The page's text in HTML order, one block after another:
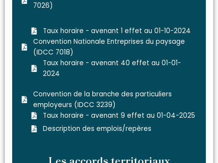
7026)
Taux horaire - avenant 1 effet au 01-10-2024
Convention Nationale Entreprises du paysage
(IDCC 7018)
Taux horaire - avenant 40 effet au 01-01-
2024​
Convention de la branche des particuliers
employeurs (IDCC 3239)
Taux horaire - avenant 9 effet au 01-04-2025
Description des emplois/repères
Les accords territoriaux